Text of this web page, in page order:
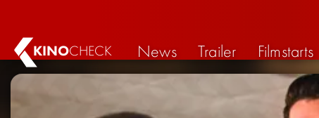
KINOCHECK News Trailer Filmstarts